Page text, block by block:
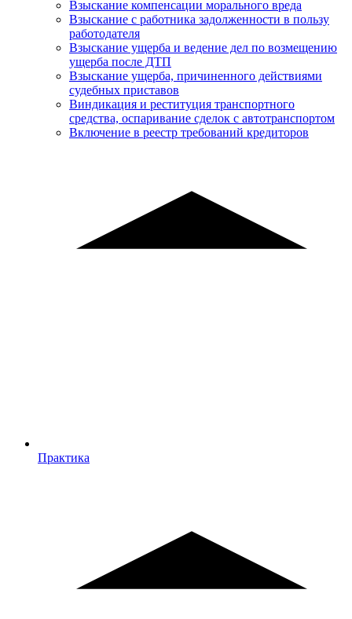
Взыскание компенсации морального вреда
Взыскание с работника задолженности в пользу
работодателя
Взыскание ущерба и ведение дел по возмещению
ущерба после ДТП
Взыскание ущерба, причиненного действиями
судебных приставов
Виндикация и реституция транспортного
средства, оспаривание сделок с автотранспортом
Включение в реестр требований кредиторов
Практика
Практика